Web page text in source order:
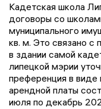
Кадетская школа
договоры со
муниципального
кв. м. Это связано с
в здании самой
липецкой мэрии
преференция в виде
арендной платы
июля по декабрь